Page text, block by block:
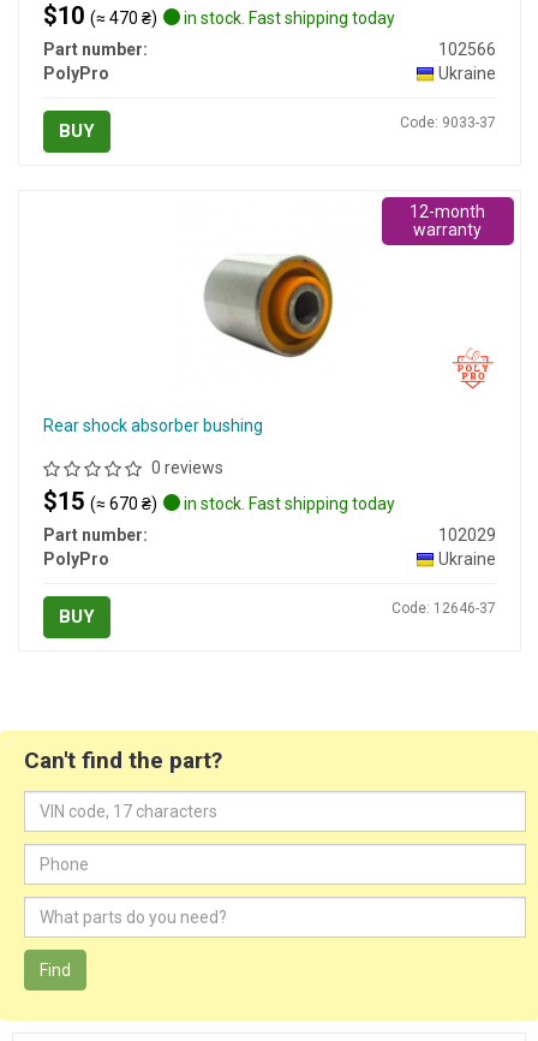
$10 (≈ 470 ₴)
in stock. Fast shipping today
Part number:
102566
PolyPro
Ukraine
BUY Code: 9033-37
Rear shock absorber bushing
0 reviews
$15 (≈ 670 ₴)
in stock. Fast shipping today
Part number:
102029
PolyPro
Ukraine
BUY Code: 12646-37
12-month
warranty
Can't find the part?
Find